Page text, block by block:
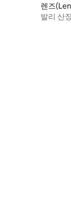
렌즈
발리 산